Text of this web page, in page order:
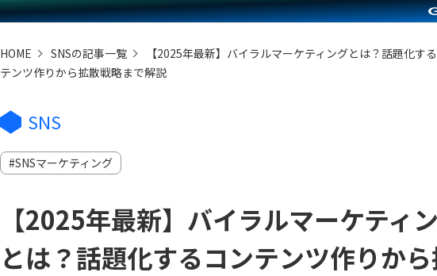
HOME SNSの記事一覧
【2025年最新】バイラルマーケティングとは？話題化す
テンツ作りから拡散戦略まで解説
SNS
SNSマーケティング
【2025年最新】バイラルマーケティ
とは？話題化するコンテンツ作りか